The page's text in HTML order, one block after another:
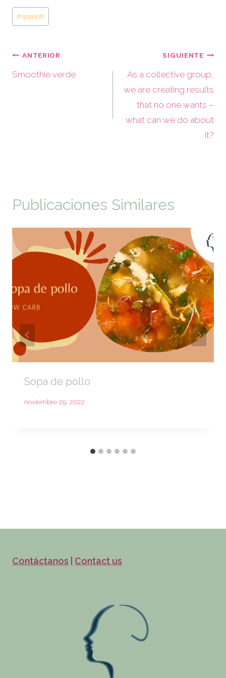
#spanish
ANTERIOR
Smoothie verde
SIGUIENTE
As a collective group,
we are creating results
that no one wants –
what can we do about
it?
Publicaciones Similares
Sopa de pollo
noviembre 29, 2022
Contáctanos Contact us